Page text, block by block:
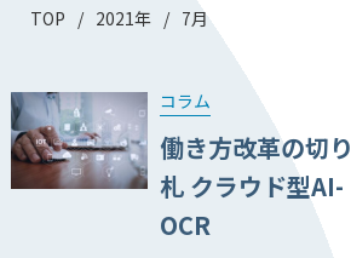
TOP / 2021年 / 7月
コラム
働き方改革の切り
札 クラウド型AI-
OCR